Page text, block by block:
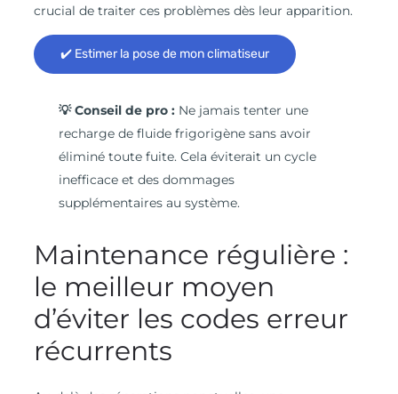
crucial de traiter ces problèmes dès leur apparition.
✔️ Estimer la pose de mon climatiseur
💡 Conseil de pro : Ne jamais tenter une
recharge de fluide frigorigène sans avoir
éliminé toute fuite. Cela éviterait un cycle
inefficace et des dommages
supplémentaires au système.
Maintenance régulière :
le meilleur moyen
d’éviter les codes erreur
récurrents